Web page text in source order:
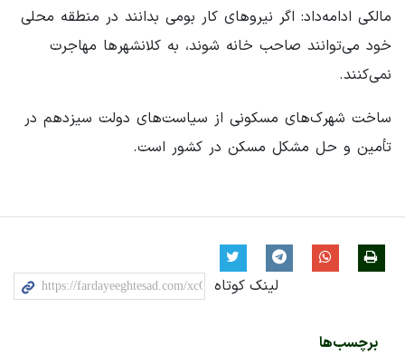
مالکی ادامه‌داد: اگر نیروهای کار بومی بدانند در منطقه محلی
خود می‌توانند صاحب خانه شوند، به کلانشهرها مهاجرت
نمی‌کنند.
ساخت شهرک‌های مسکونی از سیاست‌های دولت سیزدهم در
تأمین و حل مشکل مسکن در کشور است.
لینک کوتاه
برچسب‌ها